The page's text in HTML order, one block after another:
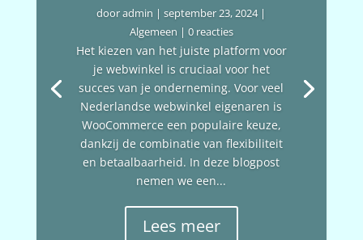
dooradmin |september 23, 2024|
Algemeen | 0 reacties
Het kiezen van het juiste platform voor
je webwinkel is cruciaal voor het
succes van je onderneming. Voor veel
Nederlandse webwinkel eigenaren is
WooCommerce een populaire keuze,
dankzij de combinatie van flexibiliteit
en betaalbaarheid. In deze blogpost
nemen we een...
Lees meer